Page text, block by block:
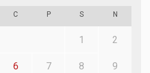
C P S N
1 2
6 7 8 9